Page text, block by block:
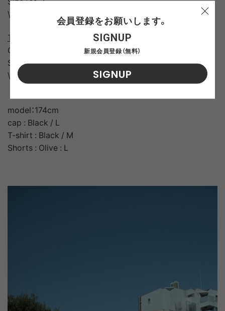
\13,200-(tax in)
TENT RIP 8POCKET SHORTS
Col ： Olive 、Brown
Size : M , L
\23,100-(tax in)
model：174cm
cap : Black / L
T-shirt : Black / M
Shorts : Olive : L
会員登録をお願いします。
SIGNUP
新規会員登録（無料）
SIGNUP